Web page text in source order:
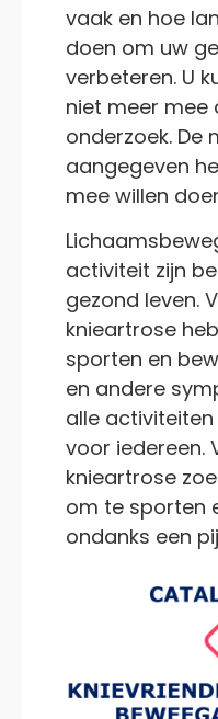
vaak en hoe
doen om uw
verbeteren. U
niet meer mee
onderzoek. De
aangegeven
mee willen
activiteit zijn
gezond leven.
knieartrose
sporten en
en andere
alle
voor iedereen.
knieartrose
om te sporten
ondanks een